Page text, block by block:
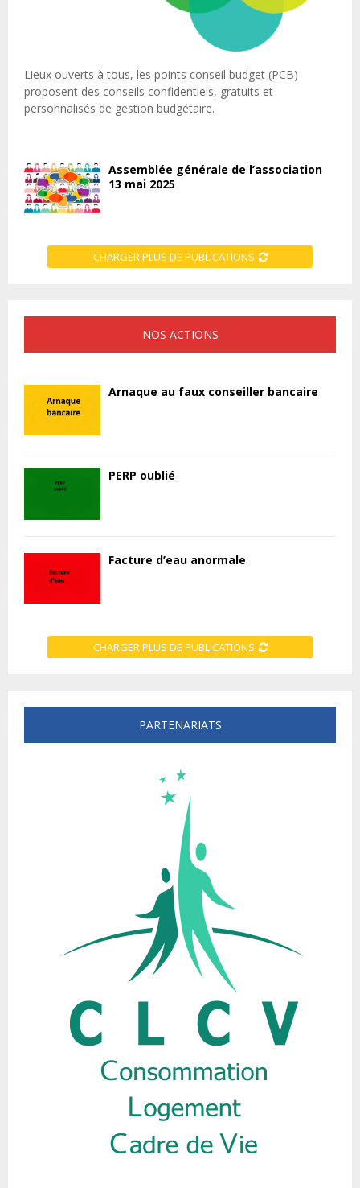
Lieux ouverts à tous, les points conseil budget (PCB)
proposent des conseils confidentiels, gratuits et
personnalisés de gestion budgétaire.
Assemblée générale de l’association
13 mai 2025
CHARGER PLUS DE PUBLICATIONS
NOS ACTIONS
Arnaque au faux conseiller bancaire
PERP oublié
Facture d’eau anormale
CHARGER PLUS DE PUBLICATIONS
PARTENARIATS